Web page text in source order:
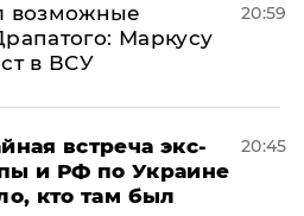
возможные
Маркусу
в ВСУ
20:59
встреча экс-
и РФ по Украине
кто там был
20:45